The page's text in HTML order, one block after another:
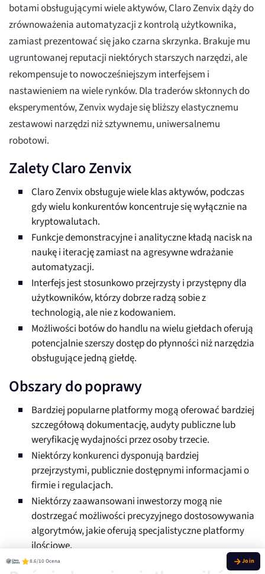
botami obsługującymi wiele aktywów, Claro Zenvix dąży do
zrównoważenia automatyzacji z kontrolą użytkownika,
zamiast prezentować się jako czarna skrzynka. Brakuje mu
ugruntowanej reputacji niektórych starszych narzędzi, ale
rekompensuje to nowocześniejszym interfejsem i
nastawieniem na wiele rynków. Dla traderów skłonnych do
eksperymentów, Zenvix wydaje się bliższy elastycznemu
zestawowi narzędzi niż sztywnemu, uniwersalnemu
robotowi.
Zalety Claro Zenvix
Claro Zenvix obsługuje wiele klas aktywów, podczas
gdy wielu konkurentów koncentruje się wyłącznie na
kryptowalutach.
Funkcje demonstracyjne i analityczne kładą nacisk na
naukę i iterację zamiast na agresywne wdrażanie
automatyzacji.
Interfejs jest stosunkowo przejrzysty i przystępny dla
użytkowników, którzy dobrze radzą sobie z
technologią, ale nie z kodowaniem.
Możliwości botów do handlu na wielu giełdach oferują
potencjalnie szerszy dostęp do płynności niż narzędzia
obsługujące jedną giełdę.
Obszary do poprawy
Bardziej popularne platformy mogą oferować bardziej
szczegółową dokumentację, audyty publiczne lub
weryfikację wydajności przez osoby trzecie.
Niektórzy konkurenci dysponują bardziej
przejrzystymi, publicznie dostępnymi informacjami o
firmie i regulacjach.
Niektórzy zaawansowani inwestorzy mogą nie
dostrzegać możliwości precyzyjnego dostosowywania
algorytmów, jakie oferują specjalistyczne platformy
ilościowe.
8.6/10 Ocena